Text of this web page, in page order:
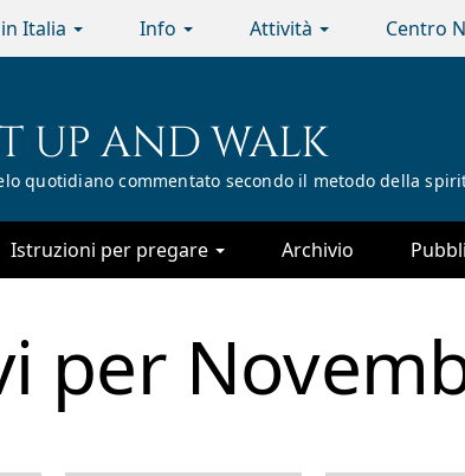
in Italia Info Attività Centro
UP AND WALK
quotidiano commentato secondo il metodo della
Istruzioni per pregare Archivio
per